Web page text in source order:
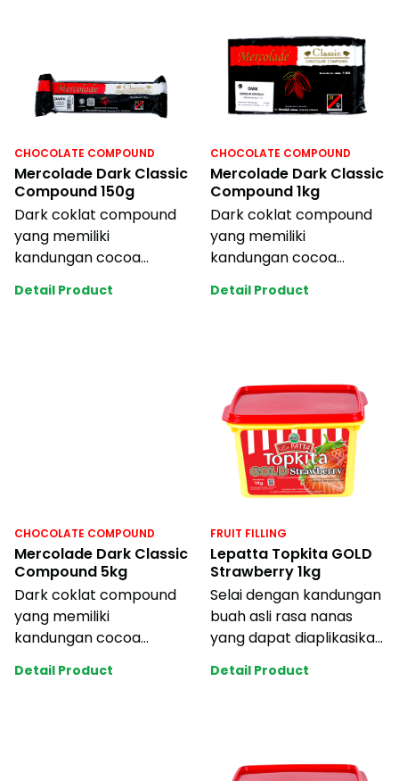
CHOCOLATE COMPOUND
Mercolade Dark Classic
Compound 150g
Dark coklat compound
yang memiliki
kandungan cocoa
untuk berbagai aplikasi
Detail Product
CHOCOLATE COMPOUND
Mercolade Dark Classic
Compound 1kg
Dark coklat compound
yang memiliki
kandungan cocoa
untuk berbagai aplikasi
Detail Product
CHOCOLATE COMPOUND
Mercolade Dark Classic
Compound 5kg
Dark coklat compound
yang memiliki
kandungan cocoa
untuk berbagai aplikasi
Detail Product
FRUIT FILLING
Lepatta Topkita GOLD
Strawberry 1kg
Selai dengan kandungan
buah asli rasa nanas
yang dapat diaplikasikan
pastry
Detail Product